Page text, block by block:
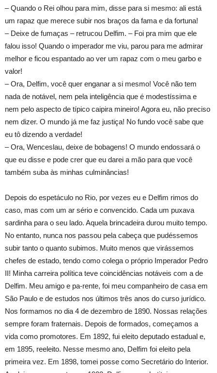
– Quando o Rei olhou para mim, disse para si mesmo: ali está
um rapaz que merece subir nos braços da fama e da fortuna!
– Deixe de fumaças – retrucou Delfim. – Foi pra mim que ele
falou isso! Quando o imperador me viu, parou para me admirar
melhor e ficou espantado ao ver um rapaz com o meu garbo e
valor!
– Ora, Delfim, você quer enganar a si mesmo! Você não tem
nada de notável, nem pela inteligência que é modestíssima e
nem pelo aspecto de típico caipira mineiro! Agora eu, não preciso
nem dizer. O mundo já me faz justiça! No fundo você sabe que
eu tô dizendo a verdade!
– Ora, Wenceslau, deixe de bobagens! O mundo endossará o
que eu disse e pode crer que eu darei a mão para que você
também suba às minhas culminâncias!
Depois do espetáculo no Rio, por vezes eu e Delfim rimos do
caso, mas com um ar sério e convencido. Cada um puxava
sardinha para o seu lado. Aquela brincadeira durou muito tempo.
No entanto, nunca nos passou pela cabeça que pudéssemos
subir tanto o quanto subimos. Muito menos que virássemos
chefes de estado, tendo como colega o próprio Imperador Pedro
II! Minha carreira política teve coincidências notáveis com a de
Delfim. Meu amigo e pa-rente, foi meu companheiro de casa em
São Paulo e de estudos nos últimos três anos do curso jurídico.
Nos formamos no dia 4 de dezembro de 1890. Nossas relações
sempre foram fraternais. Depois de formados, começamos a
vida como promotores. Em 1892, fui eleito deputado estadual e,
em 1895, reeleito. Nesse mesmo ano, Delfim foi eleito pela
primeira vez. Em 1898, tomei posse como Secretário do Interior.